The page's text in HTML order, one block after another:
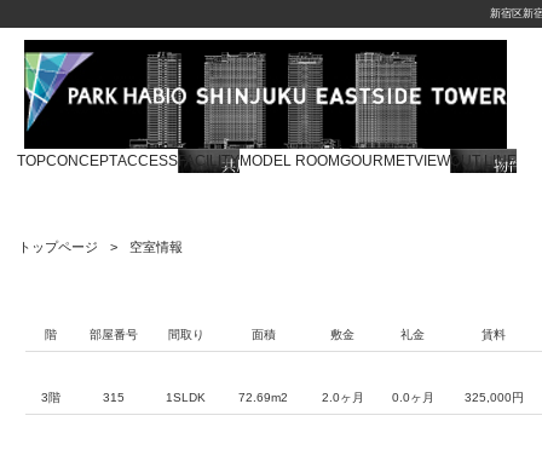
新宿区新
TOPCONCEPTACCESS FACILITYMODEL ROOMGOURMETVIEWOUT LINE
トップページ 空室情報
階 部屋番号 間取り 面積 敷金 礼金 賃料
3階 315 1SLDK 72.69m2 2.0ヶ月 0.0ヶ月 325,000円